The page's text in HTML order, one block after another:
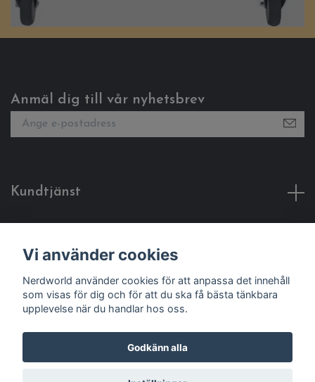
Anmäl dig till vår nyhetsbrev
Kundtjänst
Sociala medier
© 2026 Nerdworld
Vi använder cookies
Nerdworld använder cookies för att anpassa det innehåll
som visas för dig och för att du ska få bästa tänkbara
upplevelse när du handlar hos oss.
Godkänn alla